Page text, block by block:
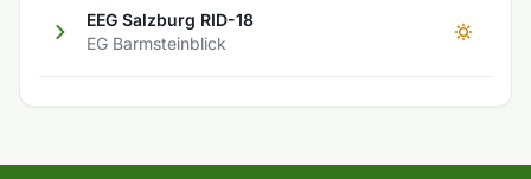
EEG Salzburg RID-18
EG Barmsteinblick